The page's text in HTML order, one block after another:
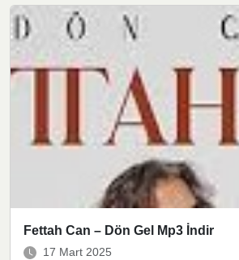
Fettah Can – Dön Gel Mp3 İndir
17 Mart 2025